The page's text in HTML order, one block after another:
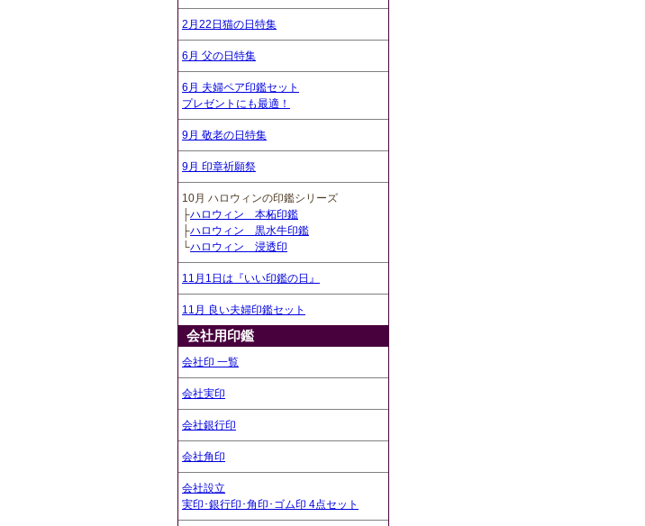
2月22日猫の日特集
6月 父の日特集
6月 夫婦ペア印鑑セット
プレゼントにも最適！
9月 敬老の日特集
9月 印章祈願祭
10月 ハロウィンの印鑑シリーズ
├ハロウィン 本柘印鑑
├ハロウィン 黒水牛印鑑
└ハロウィン 浸透印
11月1日は『いい印鑑の日』
11月 良い夫婦印鑑セット
会社用印鑑
会社印 一覧
会社実印
会社銀行印
会社角印
会社設立
実印･銀行印･角印･ゴム印 4点セット